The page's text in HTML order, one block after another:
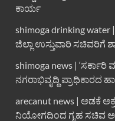
ಕಾರ್ಯ
shimoga drinking
ಜಿಲ್ಲಾ ಉಸ್ತುವಾರಿ ಸಚಿವರಿಗೆ
shimoga news | ‘ಸರ್ಕಾರಿ
ನಗರಾಭಿವೃದ್ದಿ ಪ್ರಾಧಿಕಾರದ
arecanut news | ಅಡಕೆ
ನಿಯೋಗದಿಂದ ಗೃಹ ಸಚಿವ